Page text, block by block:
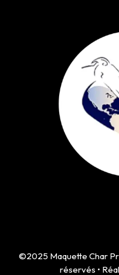
©2025 Maquette Char
réservés •